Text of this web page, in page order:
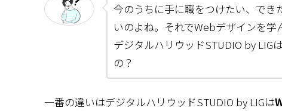
今のうちに手に職をつけたい、でき
いのよね。それでWebデザインを学
デジタルハリウッドSTUDIO by LIG
の？
一番の違いはデジタルハリウッドSTUDIO by LIGは